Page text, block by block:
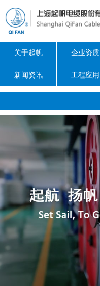
关于起帆 企业资质
新闻资讯 工程应用